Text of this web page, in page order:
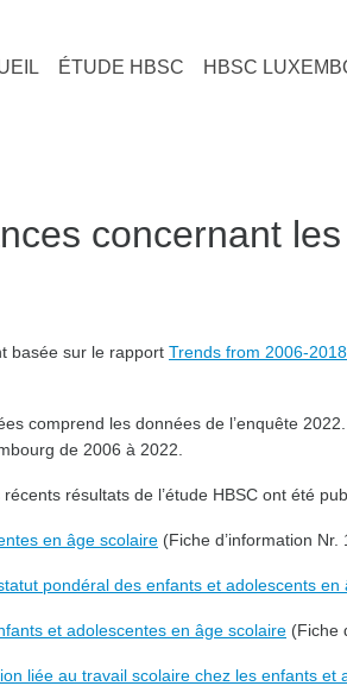
ÉTUDE HBSC HBSC
concernant
basée sur le rapport Trends from 2006-
comprend les données de l’enquête
de 2006 à 2022.
résultats de l’étude HBSC ont été
en âge scolaire (Fiche d’information Nr.
pondéral des enfants et adolescents en
et adolescentes en âge scolaire (Fiche
liée au travail scolaire chez les enfants et